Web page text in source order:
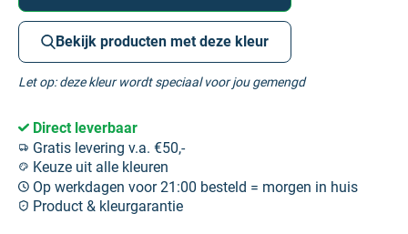
Bekijk producten met deze kleur
Let op: deze kleur wordt speciaal voor jou gemengd
Direct leverbaar
Gratis levering v.a. €50,-
Keuze uit alle kleuren
Op werkdagen voor 21:00 besteld = morgen in huis
Product & kleurgarantie